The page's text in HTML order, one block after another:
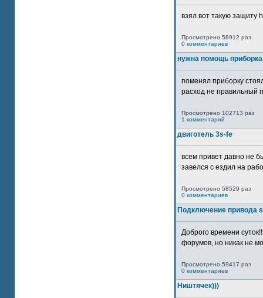
взял вот такую защиту
Просмотрено 58912 раз
0 комментариев
нужна помощь
поменял приборку
расход не правильный
Просмотрено 102713 раз
1 комментарий
двиготель 3s-fe
всем привет давно не
завелся с ездил на
Просмотрено 58529 раз
0 комментариев
Подключение привода
Доброго времени
форумов, но никак не
Просмотрено 59417 раз
0 комментариев
Ништячек)))